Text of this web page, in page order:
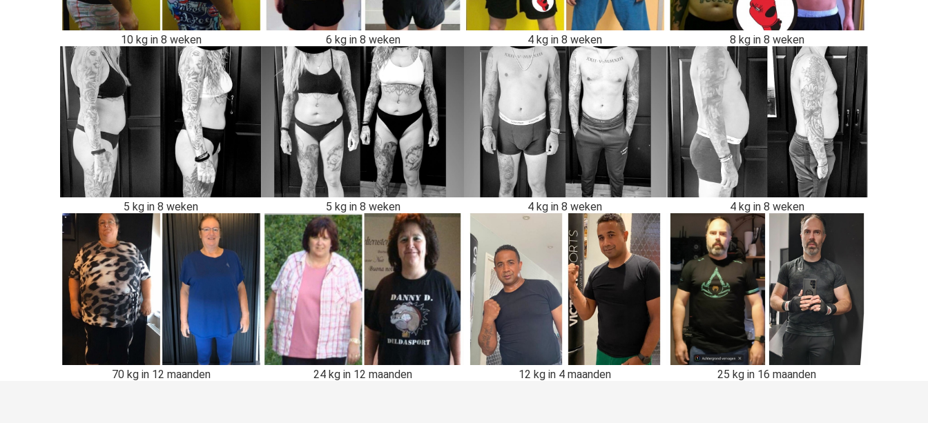
10 kg in 8 weken 6 kg in 8 weken 4 kg in 8 weken 8 kg in 8 weken
5 kg in 8 weken 5 kg in 8 weken 4 kg in 8 weken 4 kg in 8 weken
70 kg in 12 maanden 24 kg in 12 maanden 12 kg in 4 maanden 25 kg in 16 maanden